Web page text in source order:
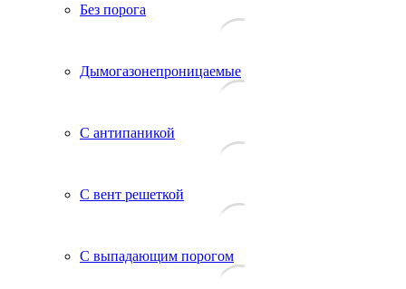
Без порога
Дымогазонепроницаемые
С антипаникой
С вент решеткой
С выпадающим порогом